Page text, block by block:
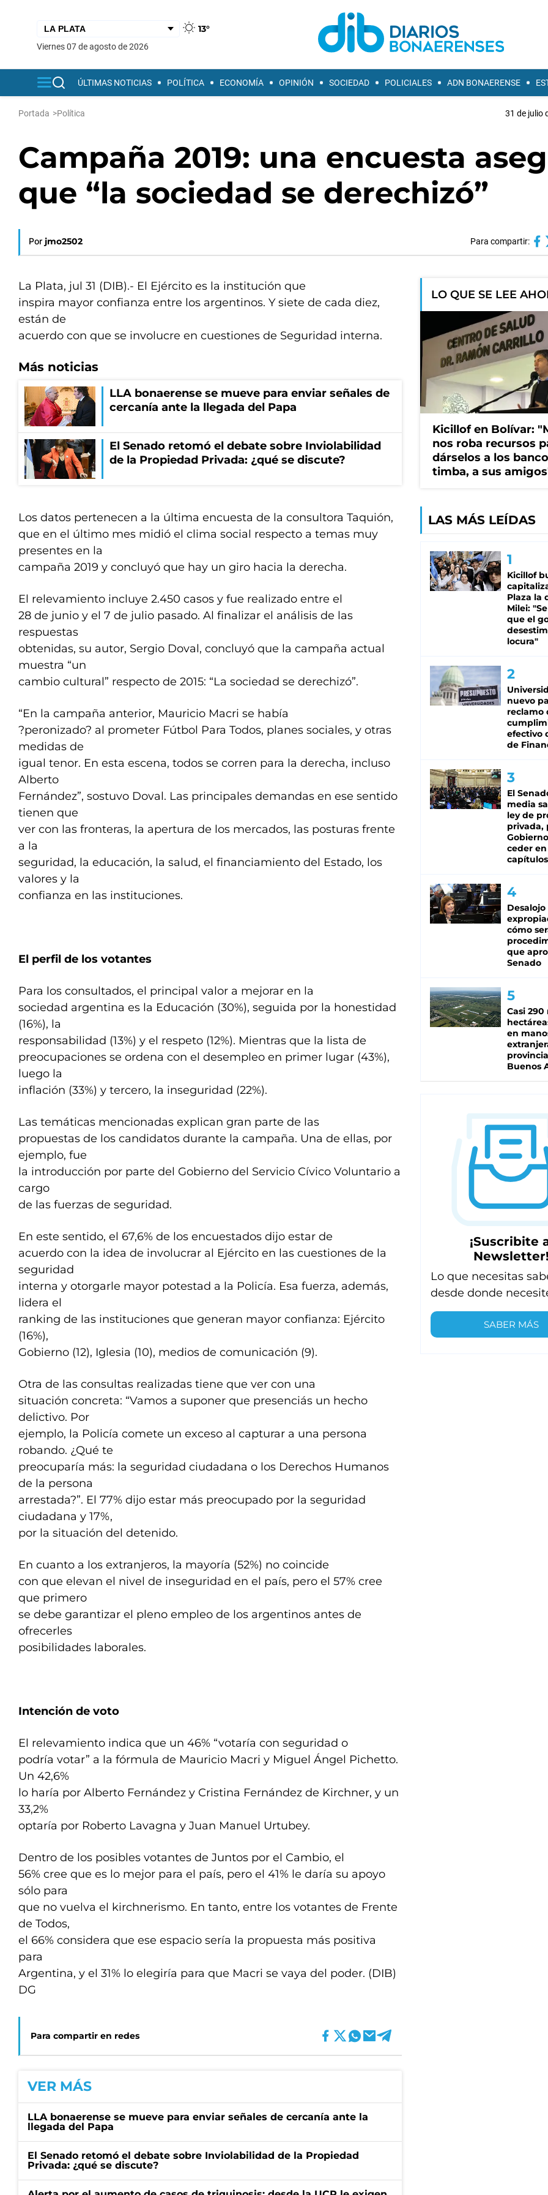
13°
viernes 07 de agosto de 2026
ÚLTIMAS NOTICIAS POLÍTICA ECONOMÍA OPINIÓN SOCIEDAD POLICIALES ADN BONAERENSE
Portada >Política 31 de julio
Campaña 2019: una encuesta
que “la sociedad se derechizó”
Por jmo2502 Para compartir:
La Plata, jul 31 (DIB).- El Ejército es la institución que
inspira mayor confianza entre los argentinos. Y siete de cada diez,
están de
acuerdo con que se involucre en cuestiones de Seguridad interna.
Más noticias
LLA bonaerense se mueve para enviar señales de
cercanía ante la llegada del Papa
El Senado retomó el debate sobre Inviolabilidad
de la Propiedad Privada: ¿qué se discute?
Los datos pertenecen a la última encuesta de la consultora Taquión,
que en el último mes midió el clima social respecto a temas muy
presentes en la
campaña 2019 y concluyó que hay un giro hacia la derecha.
El relevamiento incluye 2.450 casos y fue realizado entre el
28 de junio y el 7 de julio pasado. Al finalizar el análisis de las
respuestas
obtenidas, su autor, Sergio Doval, concluyó que la campaña actual
muestra “un
cambio cultural” respecto de 2015: “La sociedad se derechizó”.
“En la campaña anterior, Mauricio Macri se había
?peronizado? al prometer Fútbol Para Todos, planes sociales, y otras
medidas de
igual tenor. En esta escena, todos se corren para la derecha, incluso
Alberto
Fernández”, sostuvo Doval. Las principales demandas en ese sentido
tienen que
ver con las fronteras, la apertura de los mercados, las posturas frente
a la
seguridad, la educación, la salud, el financiamiento del Estado, los
valores y la
confianza en las instituciones.
El perfil de los votantes
Para los consultados, el principal valor a mejorar en la
sociedad argentina es la Educación (30%), seguida por la honestidad
(16%), la
responsabilidad (13%) y el respeto (12%). Mientras que la lista de
preocupaciones se ordena con el desempleo en primer lugar (43%),
luego la
inflación (33%) y tercero, la inseguridad (22%).
Las temáticas mencionadas explican gran parte de las
propuestas de los candidatos durante la campaña. Una de ellas, por
ejemplo, fue
la introducción por parte del Gobierno del Servicio Cívico Voluntario a
cargo
de las fuerzas de seguridad.
En este sentido, el 67,6% de los encuestados dijo estar de
acuerdo con la idea de involucrar al Ejército en las cuestiones de la
seguridad
interna y otorgarle mayor potestad a la Policía. Esa fuerza, además,
lidera el
ranking de las instituciones que generan mayor confianza: Ejército
(16%),
Gobierno (12), Iglesia (10), medios de comunicación (9).
Otra de las consultas realizadas tiene que ver con una
situación concreta: “Vamos a suponer que presenciás un hecho
delictivo. Por
ejemplo, la Policía comete un exceso al capturar a una persona
robando. ¿Qué te
preocuparía más: la seguridad ciudadana o los Derechos Humanos
de la persona
arrestada?”. El 77% dijo estar más preocupado por la seguridad
ciudadana y 17%,
por la situación del detenido.
En cuanto a los extranjeros, la mayoría (52%) no coincide
con que elevan el nivel de inseguridad en el país, pero el 57% cree
que primero
se debe garantizar el pleno empleo de los argentinos antes de
ofrecerles
posibilidades laborales.
Intención de voto
El relevamiento indica que un 46% “votaría con seguridad o
podría votar” a la fórmula de Mauricio Macri y Miguel Ángel Pichetto.
Un 42,6%
lo haría por Alberto Fernández y Cristina Fernández de Kirchner, y un
33,2%
optaría por Roberto Lavagna y Juan Manuel Urtubey.
Dentro de los posibles votantes de Juntos por el Cambio, el
56% cree que es lo mejor para el país, pero el 41% le daría su apoyo
sólo para
que no vuelva el kirchnerismo. En tanto, entre los votantes de Frente
de Todos,
el 66% considera que ese espacio sería la propuesta más positiva
para
Argentina, y el 31% lo elegiría para que Macri se vaya del poder. (DIB)
DG
Para compartir en redes
VER MÁS
LLA bonaerense se mueve para enviar señales de cercanía ante la
llegada del Papa
El Senado retomó el debate sobre Inviolabilidad de la Propiedad
Privada: ¿qué se discute?
LO QUE SE LEE
Kicillof en Bolívar:
nos roba recursos
dárselos a los
timba, a sus
LAS MÁS LEÍDAS
Kicillof
Plaza la
Milei:
que el
locura"
nuevo
reclamo
efectivo
de
El
media
ley de
privada,
ceder
capítulos
cómo
que
Senado
Casi 290
en
Buenos
¡Suscribite
Newsletter!
Lo que necesitas
desde donde
SABER MÁS